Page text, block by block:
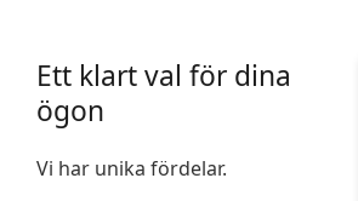
Ett klart val för dina
ögon
Vi har unika fördelar.